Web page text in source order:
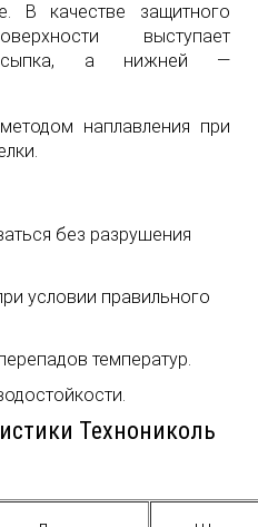
В качестве защитного
выступает
а нижней —
наплавления при
без разрушения
условии правильного
температур.
Технониколь